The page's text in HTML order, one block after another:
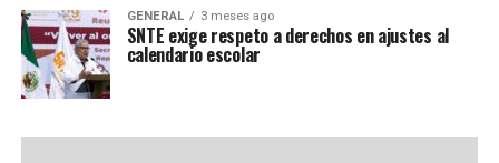
GENERAL 3 meses ago
SNTE exige respeto a derechos en ajustes al
calendario escolar